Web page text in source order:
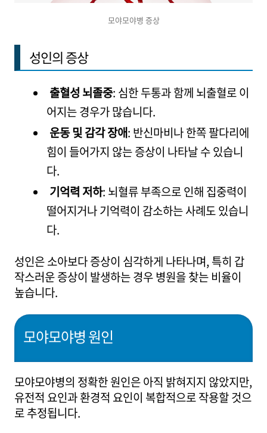
모야모야병 증상
성인의 증상
출혈성 뇌졸중: 심한 두통과 함께 뇌출혈로 이
어지는 경우가 많습니다.
운동 및 감각 장애: 반신마비나 한쪽 팔다리에
힘이 들어가지 않는 증상이 나타날 수 있습니
다.
기억력 저하: 뇌혈류 부족으로 인해 집중력이
떨어지거나 기억력이 감소하는 사례도 있습니
다.
성인은 소아보다 증상이 심각하게 나타나며, 특히 갑
작스러운 증상이 발생하는 경우 병원을 찾는 비율이
높습니다.
모야모야병 원인
모야모야병의 정확한 원인은 아직 밝혀지지 않았지만,
유전적 요인과 환경적 요인이 복합적으로 작용할 것으
로 추정됩니다.